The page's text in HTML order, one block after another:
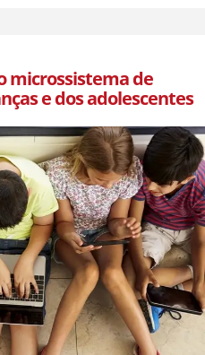
microssistema de
e dos adolescentes